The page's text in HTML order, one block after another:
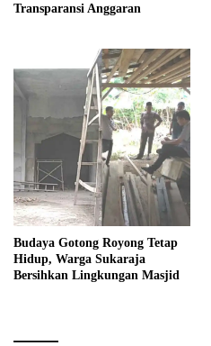
Transparansi Anggaran
Budaya Gotong Royong Tetap
Hidup, Warga Sukaraja
Bersihkan Lingkungan Masjid